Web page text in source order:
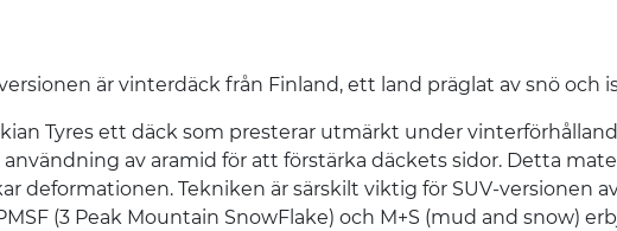
är vinterdäck från Finland, ett land präglat av snö och
Tyres ett däck som presterar utmärkt under
av aramid för att förstärka däckets sidor. Detta
deformationen. Tekniken är särskilt viktig för SUV-versionen
(3 Peak Mountain SnowFlake) och M+S (mud and snow)